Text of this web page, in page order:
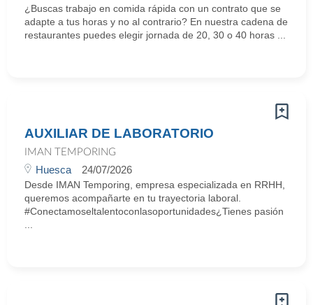
¿Buscas trabajo en comida rápida con un contrato que se
adapte a tus horas y no al contrario? En nuestra cadena de
restaurantes puedes elegir jornada de 20, 30 o 40 horas ...
AUXILIAR DE LABORATORIO
IMAN TEMPORING
Huesca 24/07/2026
Desde IMAN Temporing, empresa especializada en RRHH,
queremos acompañarte en tu trayectoria laboral.
#Conectamoseltalentoconlasoportunidades¿Tienes pasión